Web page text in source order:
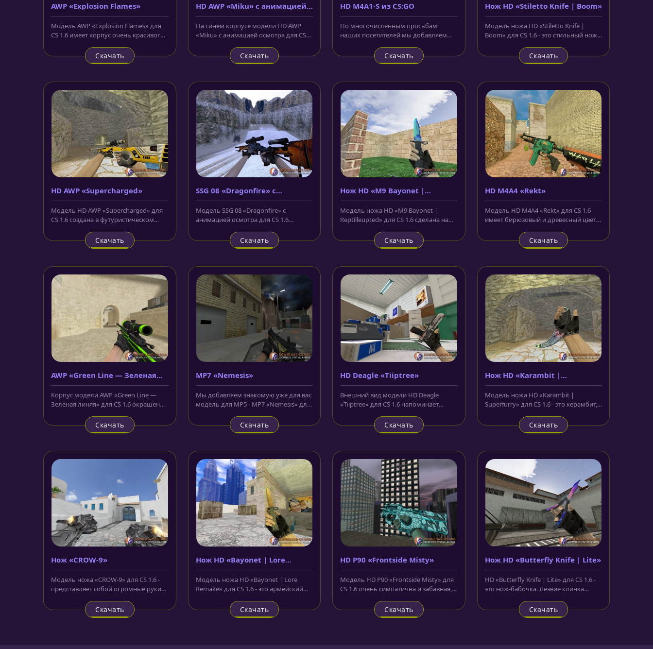
AWP «Explosion Flames»
Модель AWP «Explosion Flames» для
CS 1.6 имеет корпус очень красивого
Скачать
HD AWP «Miku» с анимацией
осмотра
На синем корпусе модели HD AWP
«Miku» с анимацией осмотра для CS
Скачать
HD M4A1-S из CS:GO
По многочисленным просьбам
наших посетителей мы добавляем
1.6....
Скачать
Нож HD «Stiletto Knife | Boom»
Модель ножа HD «Stiletto Knife |
Boom» для CS 1.6 - это стильный нож с
Скачать
HD AWP «Supercharged»
Модель HD AWP «Supercharged» для
CS 1.6 создана в футуристическом
Скачать
SSG 08 «Dragonfire» с
анимацией осмотра
Модель SSG 08 «Dragonfire» с
анимацией осмотра для CS 1.6
скина...
Скачать
Нож HD «M9 Bayonet |
Reptilleupted»
Модель ножа HD «M9 Bayonet |
Reptilleupted» для CS 1.6 сделана на
Скачать
HD M4A4 «Rekt»
Модель HD M4A4 «Rekt» для CS 1.6
имеет бирюзовый и древесный цвет
Скачать
AWP «Green Line — Зеленая
линяя»
Корпус модели AWP «Green Line —
Зеленая линяя» для CS 1.6 окрашен
Скачать
MP7 «Nemesis»
Мы добавляем знакомую уже для вас
модель для MP5 - MP7 «Nemesis» для
Скачать
HD Deagle «Tiiptree»
Внешний вид модели HD Deagle
«Tiiptree» для CS 1.6 напоминает
Скачать
Нож HD «Karambit |
Superfurry»
Модель ножа HD «Karambit |
Superfurry» для CS 1.6 - это керамбит,
Скачать
Нож «CROW-9»
Модель ножа «CROW-9» для CS 1.6 -
представляет собой огромные руки
Скачать
Нож HD «Bayonet | Lore
Remake»
Модель ножа HD «Bayonet | Lore
Remake» для CS 1.6 - это армейский
Скачать
HD P90 «Frontside Misty»
Модель HD P90 «Frontside Misty» для
CS 1.6 очень симпатична и забавная,
Скачать
Нож HD «Butterfly Knife | Lite»
HD «Butterfly Knife | Lite» для CS 1.6 -
это нож-бабочка. Лезвие клинка
Скачать